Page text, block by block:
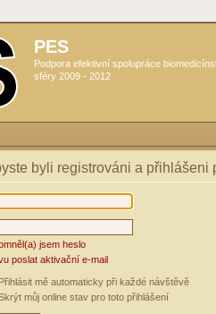
PES
Podpora efektivní spolupráce
sféry 2009 - 2012
byli registrováni a přihlášeni
jsem heslo
poslat aktivační e-mail
Přihlásit mě automaticky při každé návštěvě
můj online stav pro toto přihlášení